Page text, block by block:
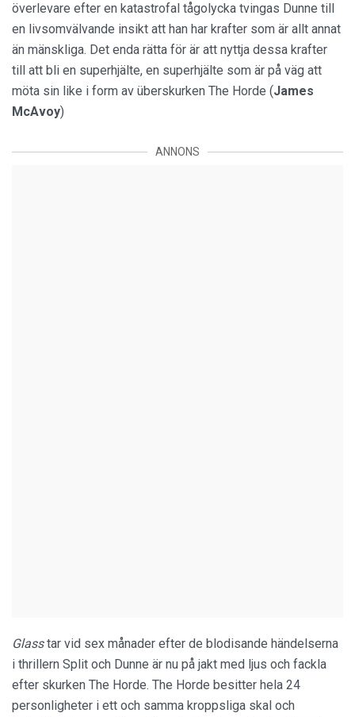
överlevare efter en katastrofal tågolycka tvingas Dunne till
en livsomvälvande insikt att han har krafter som är allt annat
än mänskliga. Det enda rätta för är att nyttja dessa krafter
till att bli en superhjälte, en superhjälte som är på väg att
möta sin like i form av überskurken The Horde (James
McAvoy)
ANNONS
Glasstar vid sex månader efter de blodisande händelserna
i thrillern Split och Dunne är nu på jakt med ljus och fackla
efter skurken The Horde. The Horde besitter hela 24
personligheter i ett och samma kroppsliga skal och